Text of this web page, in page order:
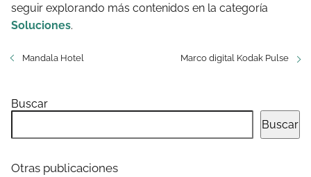
seguir explorando más contenidos en la categoría
Soluciones.
Mandala Hotel Marco digital Kodak Pulse
Buscar
Buscar
Otras publicaciones